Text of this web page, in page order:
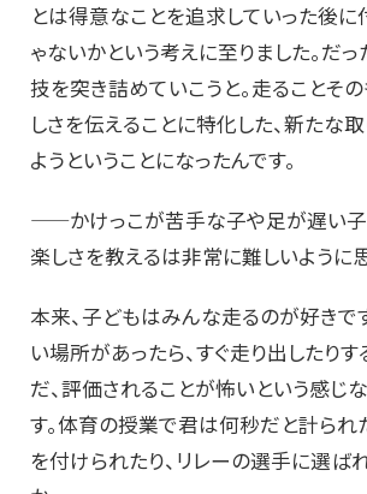
とは得意なことを追求していった後に
ゃないかという考えに至りました。だ
技を突き詰めていこうと。走ることそ
しさを伝えることに特化した、新たな
ようということになったんです。
——かけっこが苦手な子や足が遅い子
楽しさを教えるは非常に難しいように
本来、子どもはみんな走るのが好きで
い場所があったら、すぐ走り出したりす
だ、評価されることが怖いという感じ
す。体育の授業で君は何秒だと計られ
を付けられたり、リレーの選手に選ば